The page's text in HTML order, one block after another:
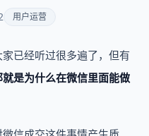
用户运营
已经听过很多遍了，但有
就是为什么在微信里面能做